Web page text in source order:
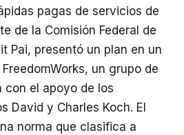
pagas de servicios de
de la Comisión Federal de
Pai, presentó un plan en un
un grupo de
con el apoyo de los
David y Charles Koch. El
norma que clasifica a